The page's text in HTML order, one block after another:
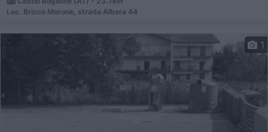
Loc. Bricco Morone, strada Albera 44
1